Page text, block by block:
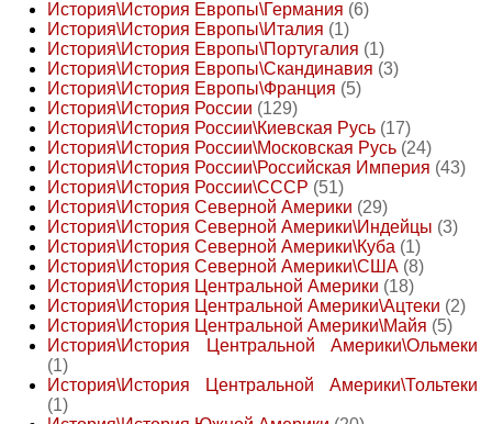
История\История Европы\Германия (6)
История\История Европы\Италия (1)
История\История Европы\Португалия (1)
История\История Европы\Скандинавия (3)
История\История Европы\Франция (5)
История\История России (129)
История\История России\Киевская Русь (17)
История\История России\Московская Русь (24)
История\История России\Российская Империя (43)
История\История России\СССР (51)
История\История Северной Америки (29)
История\История Северной Америки\Индейцы (3)
История\История Северной Америки\Куба (1)
История\История Северной Америки\США (8)
История\История Центральной Америки (18)
История\История Центральной Америки\Ацтеки (2)
История\История Центральной Америки\Майя (5)
История\История Центральной Америки\Ольмеки
(1)
История\История Центральной Америки\Тольтеки
(1)